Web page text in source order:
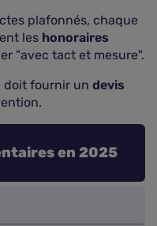
plafonnés, chaque
les honoraires
"avec tact et mesure".
doit fournir un devis
en 2025